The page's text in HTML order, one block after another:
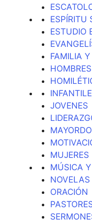
ESPÍRITU
ESTUDIO
FAMILIA
HOMBRES
JOVENES
MUJERES
MÚSICA
NOVELAS
ORACIÓN